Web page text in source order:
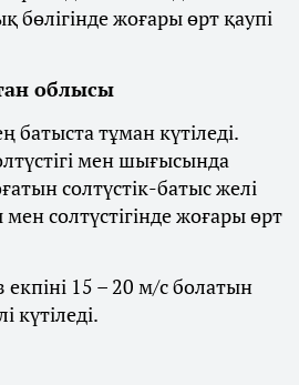
бөлігінде жоғары өрт қаупі
облысы
батыста тұман күтіледі.
мен шығысында
солтүстік-батыс желі
солтүстігінде жоғары өрт
екпіні 15 – 20 м/с болатын
күтіледі.